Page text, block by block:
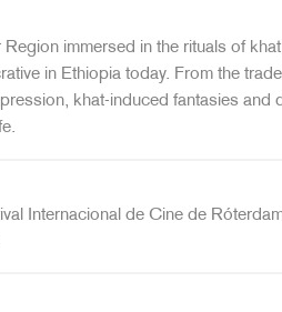
immersed in the rituals of
in Ethiopia today. From the
khat-induced fantasies
Internacional de Cine de